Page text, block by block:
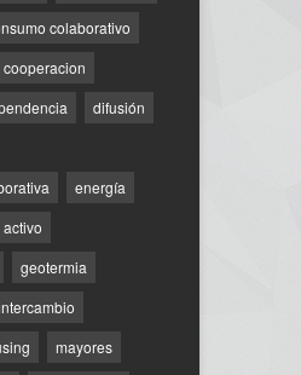
colaborativo
cooperacion
difusión
energía
geotermia
mayores